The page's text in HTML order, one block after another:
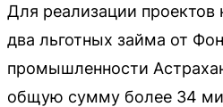
Для реализации проектов
два льготных займа от
промышленности
общую сумму более 34